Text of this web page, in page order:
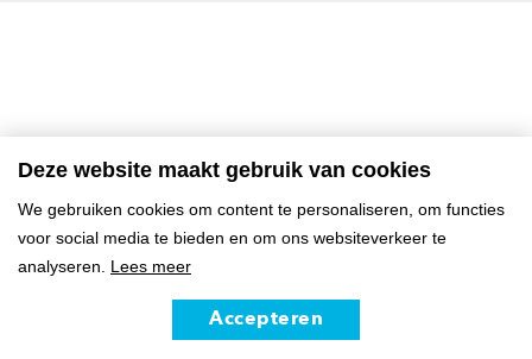
Deze website maakt gebruik van cookies
We gebruiken cookies om content te personaliseren, om functies
voor social media te bieden en om ons websiteverkeer te
analyseren. Lees meer
Accepteren